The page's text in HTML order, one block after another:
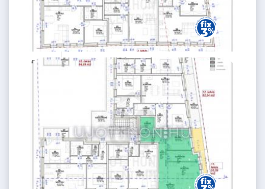
63.1 M Ft
59 m
2 szoba